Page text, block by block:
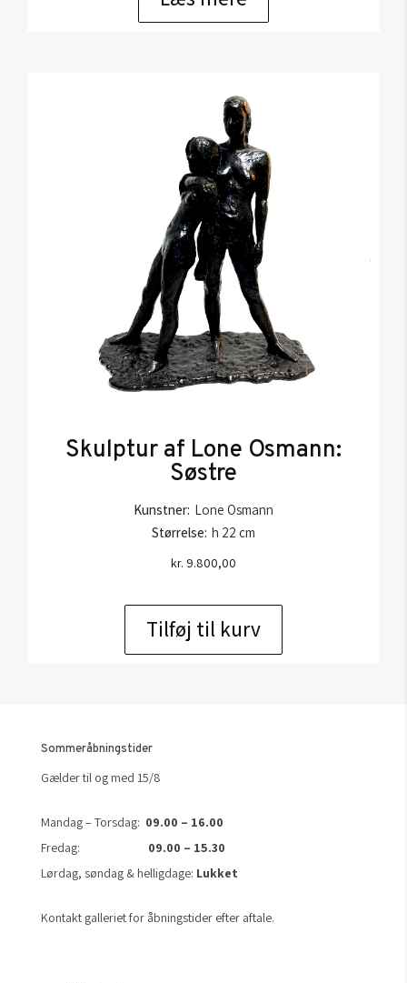
Skulptur af Lone Osmann:
Søstre
Kunstner: Lone Osmann
Størrelse: h 22 cm
kr. 9.800,00
Tilføj til kurv
Sommeråbningstider
Gælder til og med 15/8
Mandag – Torsdag: 09.00 – 16.00
Fredag: 09.00 – 15.30
Lørdag, søndag & helligdage: Lukket
Kontakt galleriet for åbningstider efter aftale.